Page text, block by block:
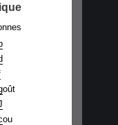
b
oût
ou